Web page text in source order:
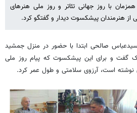
با روز جهانی تئاتر و روز ملی هنرهای
از هنرمندان پیشکسوت دیدار و گفتگو کرد.
سیدعباس صالحی ابتدا با حضور در منزل جمشید
گفت و برای این پیشکسوت که پیام روز ملی
نوشته است، آرزوی سلامتی و طول عمر کرد.